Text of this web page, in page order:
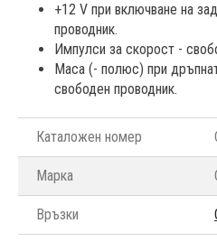
+12 V при включване на
проводник.
Импулси за скорост -
Маса (- полюс) при
свободен проводник.
Каталожен номер
Марка
Връзки